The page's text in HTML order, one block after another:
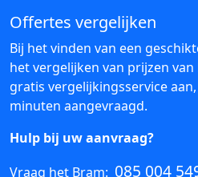
Offertes vergelijken
Bij het vinden van een
het vergelijken van prijzen
gratis vergelijkingsservice
minuten aangevraagd.
Hulp bij uw aanvraag?
Vraag het Bram: 085 004